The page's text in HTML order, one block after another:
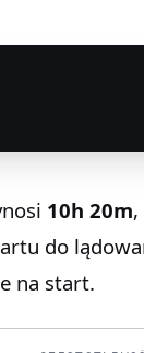
10h 20m
do
na start.